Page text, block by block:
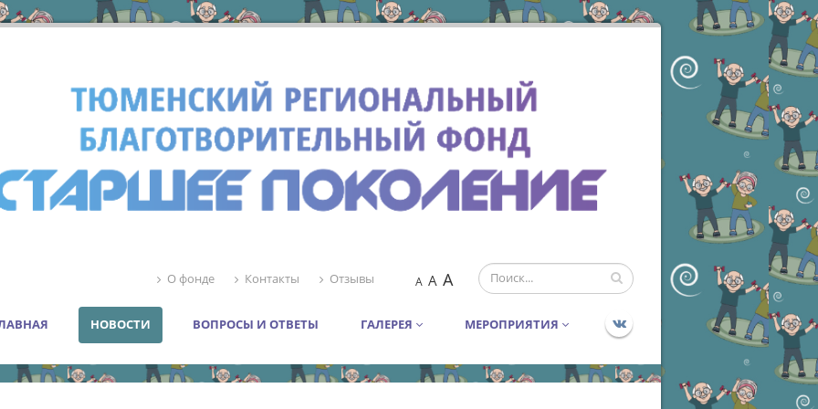
О фонде Контакты Отзывы A A A
НОВОСТИ ВОПРОСЫ И ОТВЕТЫ ГАЛЕРЕЯ МЕРОПРИЯТИЯ